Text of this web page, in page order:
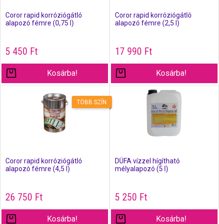
Coror rapid korróziógátló
alapozó fémre (0,75 l)
5 450 Ft
Kosárba!
Coror rapid korróziógátló
alapozó fémre (2,5 l)
17 990 Ft
Kosárba!
TÖBB SZÍN
Coror rapid korróziógátló
alapozó fémre (4,5 l)
26 750 Ft
Kosárba!
DÜFA vízzel hígítható
mélyalapozó (5 l)
5 250 Ft
Kosárba!